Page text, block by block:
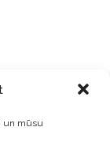
un mūsu